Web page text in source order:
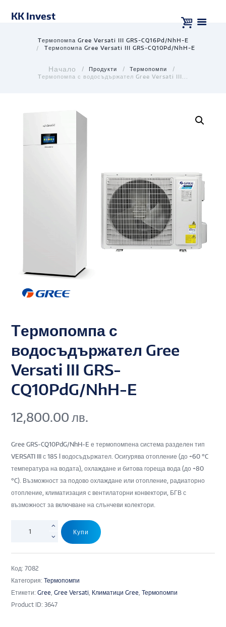
KK Invest
Tермопомпа Gree Versati III GRS-CQ16Pd/NhH-E
Tермопомпа Gree Versati III GRS-CQ10Pd/NhH-E
Продукти
Термопомпи
Tермопомпа с водосъдържател Gree Versati III...
Tермопомпа с
водосъдържател Gree
Versati III GRS-
CQ10PdG/NhH-E
12,800.00лв.
Gree GRS-CQ10PdG/NhH-E е термопомпена система разделен тип
VERSATI III с 185 l водосъдържател. Осигурява отопление (до +60 °C
температура на водата), охлаждане и битова гореща вода (до +80
°C). Възможност за подово охлаждане или отопление, радиаторно
отопление, климатизация с вентилаторни конвектори, БГВ с
възможност за включване на слънчеви колектори.
Купи
Код:7082
Категория:Термопомпи
Етикети:Gree,Gree Versati, Климатици Gree,Термопомпи
Product ID:3647